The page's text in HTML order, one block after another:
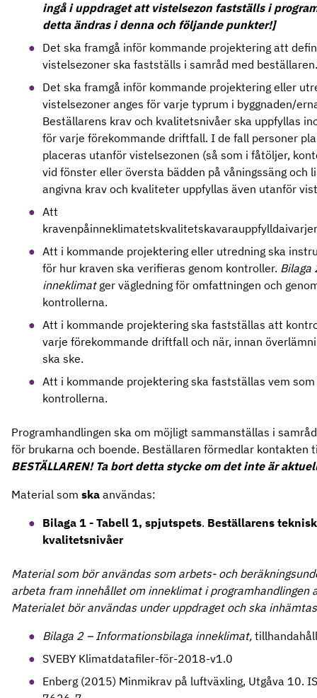
ingå i uppdraget att vistelsezon fastställs i
detta ändras i denna och följande punkter!]
Det ska framgå inför kommande projektering att
vistelsezoner ska fastställs i samråd med beställaren.
Det ska framgå inför kommande projektering eller
vistelsezoner anges för varje typrum i byggnaden/
Beställarens krav och kvalitetsnivåer ska uppfyllas
för varje förekommande driftfall. I de fall personer
placeras utanför vistelsezonen (så som i fåtöljer,
vid fönster eller översta bädden på våningssäng och
angivna krav och kvaliteter uppfyllas även utanför
Att
Att i kommande projektering eller utredning ska
för hur kraven ska verifieras genom kontroller. Bilaga
inneklimat ger vägledning för omfattningen och
kontrollerna.
Att i kommande projektering ska fastställas att
varje förekommande driftfall och när, innan
ska ske.
Att i kommande projektering ska fastställas vem
kontrollerna.
Programhandlingen ska om möjligt sammanställas i
för brukarna och boende. Beställaren förmedlar kontakten
BESTÄLLAREN! Ta bort detta stycke om det inte är
Material som ska användas:
Bilaga 1 - Tabell 1, spjutspets. Beställarens
kvalitetsnivåer
Material som bör användas som arbets- och
arbeta fram innehållet om inneklimat i programhandlingen
Materialet bör användas under uppdraget och ska
Bilaga 2 – Informationsbilaga inneklimat,
SVEBY Klimatdatafiler-för-2018-v1.0
Enberg (2015) Minmikrav på luftväxling, Utgåva 10.